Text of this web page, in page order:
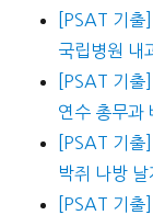
[PSAT 기
국립병원 내
[PSAT 기
연수 총무과
[PSAT 기
박쥐 나방 날
[PSAT 기